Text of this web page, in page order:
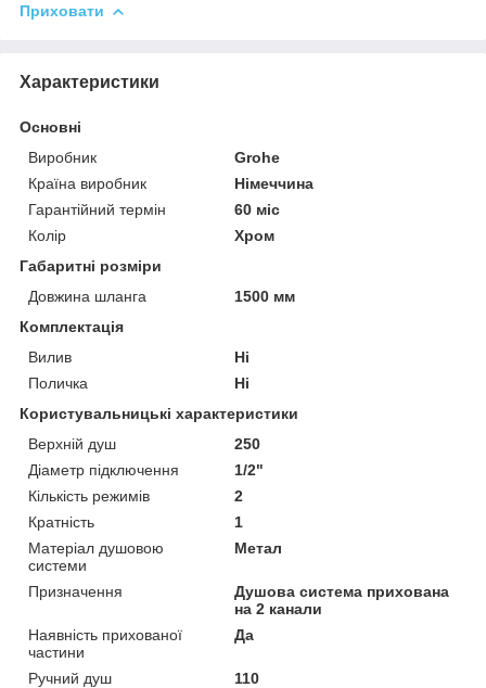
Приховати
Характеристики
Основні
Виробник
Grohe
Країна виробник
Німеччина
Гарантійний термін
60 міс
Колір
Хром
Габаритні розміри
Довжина шланга
1500 мм
Комплектація
Вилив
Ні
Поличка
Ні
Користувальницькі характеристики
Верхній душ
250
Діаметр підключення
1/2"
Кількість режимів
2
Кратність
1
Матеріал душовою
системи
Метал
Призначення
Душова система прихована
на 2 канали
Наявність прихованої
частини
Да
Ручний душ 110